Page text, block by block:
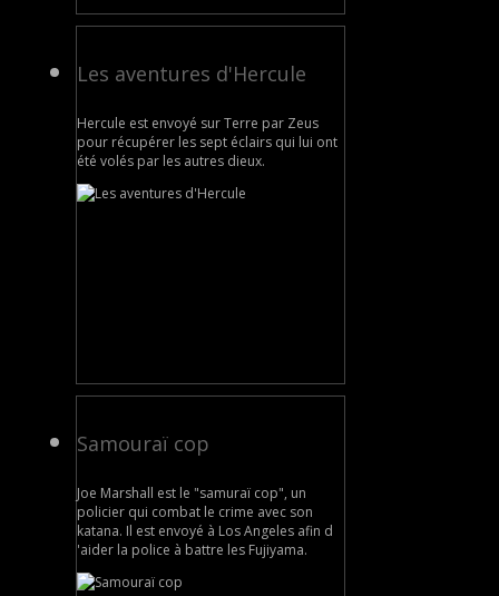
Les aventures d'Hercule
Hercule est envoyé sur Terre par Zeus
pour récupérer les sept éclairs qui lui ont
été volés par les autres dieux.
Samouraï cop
Joe Marshall est le "samuraï cop", un
policier qui combat le crime avec son
katana. Il est envoyé à Los Angeles afin d
'aider la police à battre les Fujiyama.